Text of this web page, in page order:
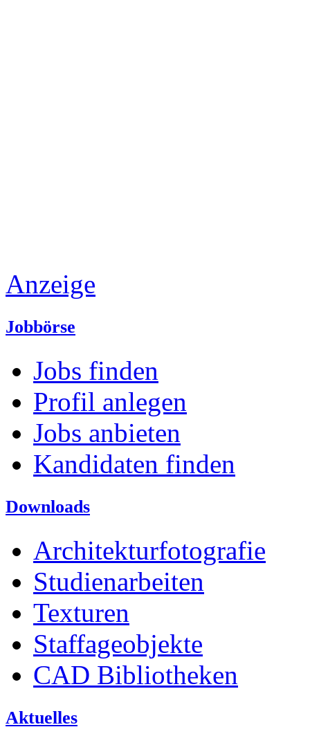
Anzeige
Jobbörse
Jobs finden
Profil anlegen
Jobs anbieten
Kandidaten finden
Downloads
Architekturfotografie
Studienarbeiten
Texturen
Staffageobjekte
CAD Bibliotheken
Aktuelles